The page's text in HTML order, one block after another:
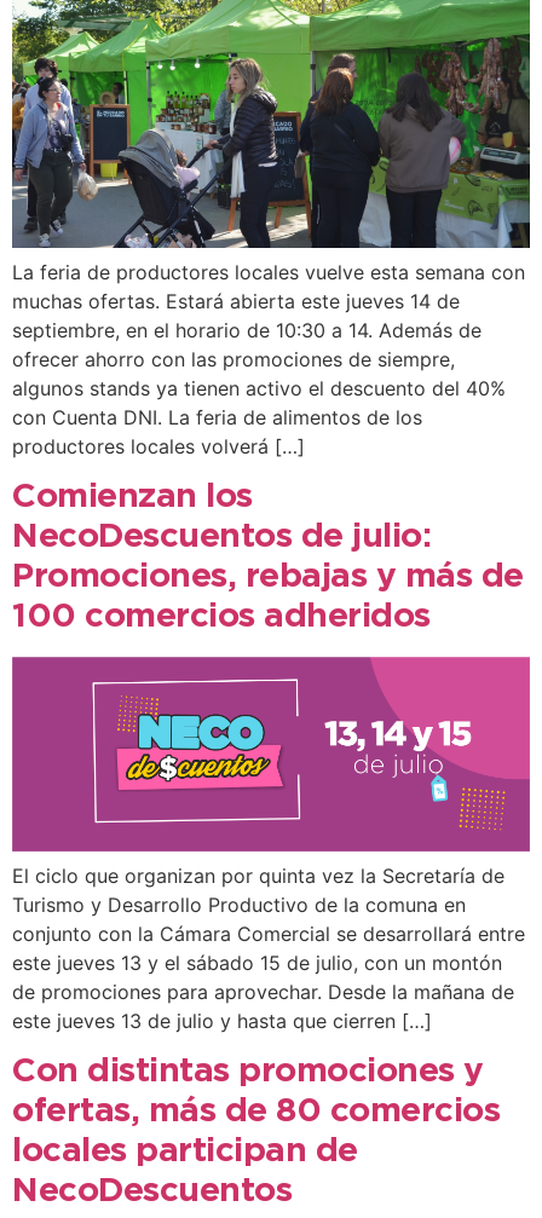
La feria de productores locales vuelve esta semana con
muchas ofertas. Estará abierta este jueves 14 de
septiembre, en el horario de 10:30 a 14. Además de
ofrecer ahorro con las promociones de siempre,
algunos stands ya tienen activo el descuento del 40%
con Cuenta DNI. La feria de alimentos de los
productores locales volverá […]
Comienzan los
NecoDescuentos de julio:
Promociones, rebajas y más de
100 comercios adheridos
El ciclo que organizan por quinta vez la Secretaría de
Turismo y Desarrollo Productivo de la comuna en
conjunto con la Cámara Comercial se desarrollará entre
este jueves 13 y el sábado 15 de julio, con un montón
de promociones para aprovechar. Desde la mañana de
este jueves 13 de julio y hasta que cierren […]
Con distintas promociones y
ofertas, más de 80 comercios
locales participan de
NecoDescuentos